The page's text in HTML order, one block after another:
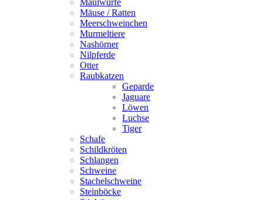
Maulwürfe
Mäuse / Ratten
Meerschweinchen
Murmeltiere
Nashörner
Nilpferde
Otter
Raubkatzen
Geparde
Jaguare
Löwen
Luchse
Tiger
Schafe
Schildkröten
Schlangen
Schweine
Stachelschweine
Steinböcke